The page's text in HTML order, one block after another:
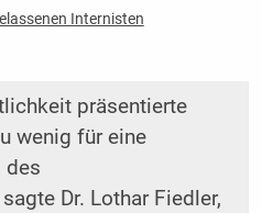
Internisten
präsentierte
wenig für eine
des
Dr. Lothar Fiedler,